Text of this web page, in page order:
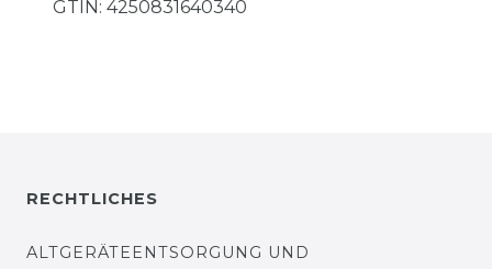
GTIN: 4250831640340
RECHTLICHES
ALTGERÄTEENTSORGUNG UND